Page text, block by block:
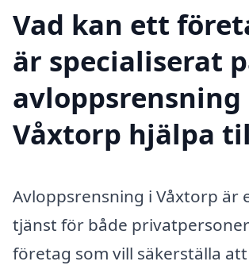
Vad kan ett
är specialiserat
avloppsrensning
Våxtorp hjälpa
Avloppsrensning i Våxtorp är
tjänst för både
företag som vill säkerställa